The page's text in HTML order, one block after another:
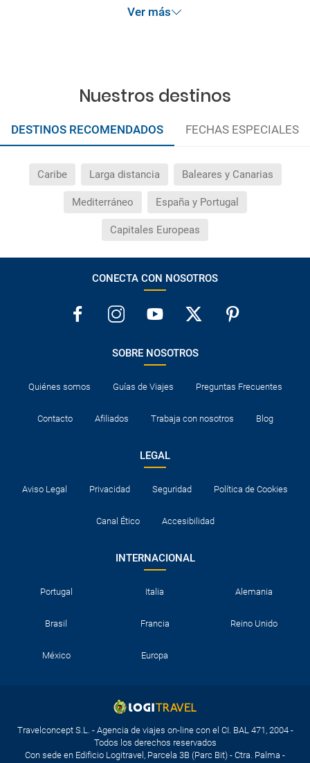
Ver más
Nuestros destinos
DESTINOS RECOMENDADOS FECHAS ESPECIALES
Caribe Larga distancia Baleares y Canarias
Mediterráneo España y Portugal
Capitales Europeas
CONECTA CON NOSOTROS
SOBRE NOSOTROS
Quiénes somos Guías de Viajes Preguntas Frecuentes
Contacto Afiliados Trabaja con nosotros Blog
LEGAL
Aviso Legal Privacidad Seguridad Política de Cookies
Canal Ético Accesibilidad
INTERNACIONAL
Portugal Italia Alemania
Brasil Francia Reino Unido
México Europa
Travelconcept S.L. - Agencia de viajes on-line con el CI. BAL 471, 2004 -
Todos los derechos reservados
Con sede en Edificio Logitravel, Parcela 3B (Parc Bit) - Ctra. Palma -